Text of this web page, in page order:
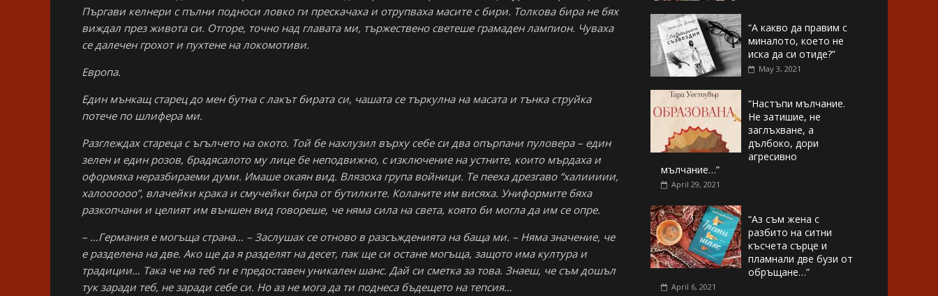
Пъргави келнери с пълни подноси ловко ги прескачаха и отрупваха масите с бири. Толкова бира не бях
виждал през живота си. Отгоре, точно над главата ми, тържествено светеше грамаден лампион. Чуваха
се далечен грохот и пухтене на локомотиви.
Европа.
Един мънкащ старец до мен бутна с лакът бирата си, чашата се търкулна на масата и тънка струйка
потече по шлифера ми.
Разглеждах стареца с ъгълчето на окото. Той бе нахлузил върху себе си два опърпани пуловера – един
зелен и един розов, брадясалото му лице бе неподвижно, с изключение на устните, които мърдаха и
оформяха неразбираеми думи. Имаше окаян вид. Влязоха група войници. Те пееха дрезгаво “халиииии,
халоооооо”, влачейки крака и смучейки бира от бутилките. Коланите им висяха. Униформите бяха
разкопчани и целият им външен вид говореше, че няма сила на света, която би могла да им се опре.
– …Германия е могъща страна… – Заслушах се отново в разсъжденията на баща ми. – Няма значение, че
е разделена на две. Ако ще да я разделят на десет, пак ще си остане могъща, защото има култура и
традиции… Така че на теб ти е предоставен уникален шанс. Дай си сметка за това. Знаеш, че съм дошъл
тук заради теб, не заради себе си. Но аз не мога да ти поднеса бъдещето на тепсия…
“А какво да правим с
миналото, което не
иска да си отиде?”
May 3, 2021
“Настъпи мълчание.
Не затишие, не
заглъхване, а
дълбоко, дори
агресивно
мълчание…”
April 29, 2021
“Аз съм жена с
разбито на ситни
късчета сърце и
пламнали две бузи от
обръщане…”
April 6, 2021